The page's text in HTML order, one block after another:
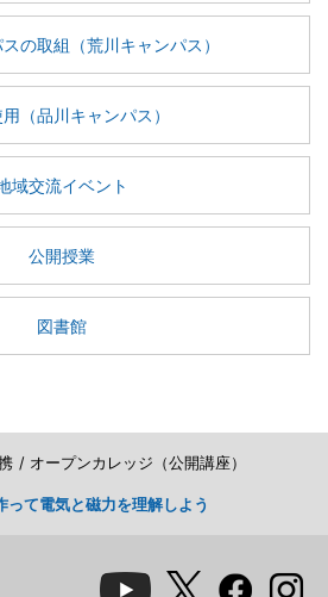
の取組（荒川キャンパス）
（品川キャンパス）
域交流イベント
公開授業
図書館
オープンカレッジ（公開講座）
って電気と磁力を理解しよう